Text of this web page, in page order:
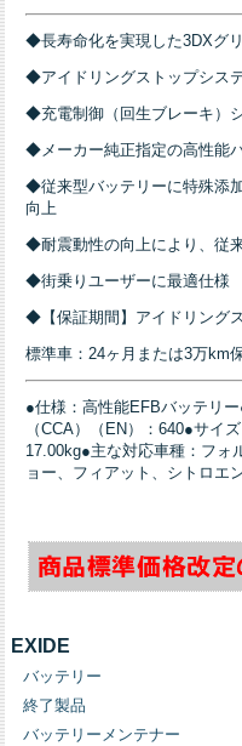
◆長寿命化を実現した3DXグ
◆アイドリングストップシス
◆充電制御（回生ブレーキ）
◆メーカー純正指定の高性能
◆従来型バッテリーに特殊添
向上
◆耐震動性の向上により、従
◆街乗りユーザーに最適仕様
◆【保証期間】アイドリング
標準車：24ヶ月または3万km
●仕様：高性能EFBバッテリ
（CCA）（EN）：640●サイ
17.00kg●主な対応車種：フォ
ョー、フィアット、シトロエ
EXIDE
バッテリー
終了製品
バッテリーメンテナー